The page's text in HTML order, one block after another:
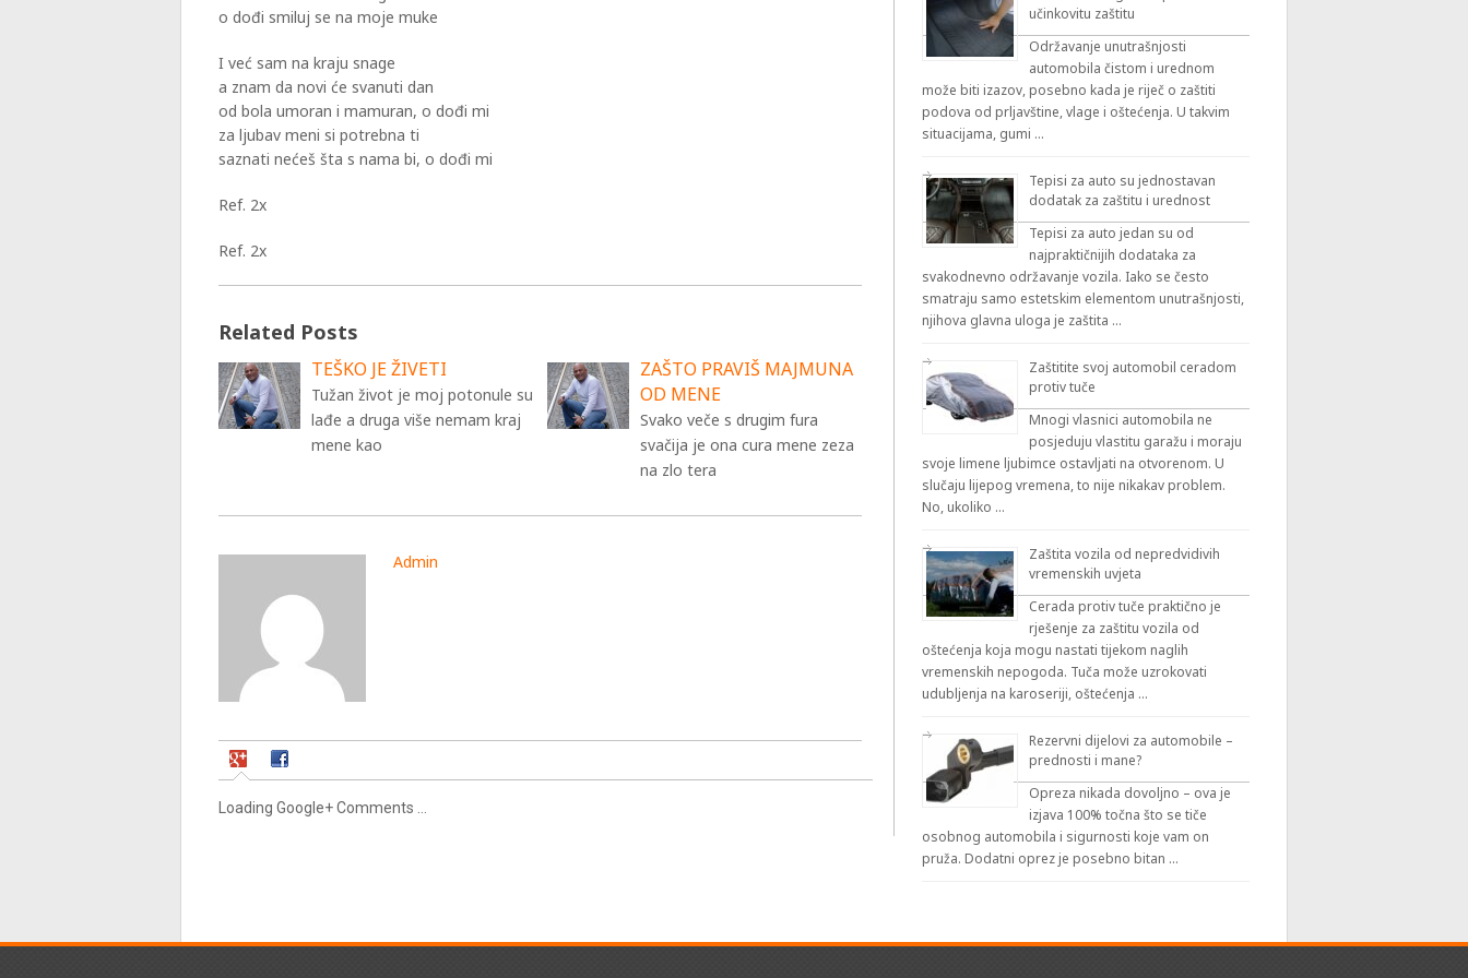
o dođi smiluj se na moje muke
I već sam na kraju snage
a znam da novi će svanuti dan
od bola umoran i mamuran, o dođi mi
za ljubav meni si potrebna ti
saznati nećeš šta s nama bi, o dođi mi
Ref. 2x
Ref. 2x
Related Posts
TEŠKO JE ŽIVETI
Tužan život je moj potonule su
lađe a druga više nemam kraj
mene kao
ZAŠTO PRAVIŠ MAJMUNA
OD MENE
Svako veče s drugim fura
svačija je ona cura mene zeza
na zlo tera
Admin
Loading Google+ Comments ...
učinkovitu zaštitu
Održavanje unutrašnjosti
automobila čistom i urednom
može biti izazov, posebno kada je riječ o zaštiti
podova od prljavštine, vlage i oštećenja. U takvim
situacijama, gumi …
Tepisi za auto su jednostavan
dodatak za zaštitu i urednost
Tepisi za auto jedan su od
najpraktičnijih dodataka za
svakodnevno održavanje vozila. Iako se često
smatraju samo estetskim elementom unutrašnjosti,
njihova glavna uloga je zaštita …
Zaštitite svoj automobil ceradom
protiv tuče
Mnogi vlasnici automobila ne
posjeduju vlastitu garažu i moraju
svoje limene ljubimce ostavljati na otvorenom. U
slučaju lijepog vremena, to nije nikakav problem.
No, ukoliko …
Zaštita vozila od nepredvidivih
vremenskih uvjeta
Cerada protiv tuče praktično je
rješenje za zaštitu vozila od
oštećenja koja mogu nastati tijekom naglih
vremenskih nepogoda. Tuča može uzrokovati
udubljenja na karoseriji, oštećenja …
Rezervni dijelovi za automobile –
prednosti i mane?
Opreza nikada dovoljno – ova je
izjava 100% točna što se tiče
osobnog automobila i sigurnosti koje vam on
pruža. Dodatni oprez je posebno bitan …